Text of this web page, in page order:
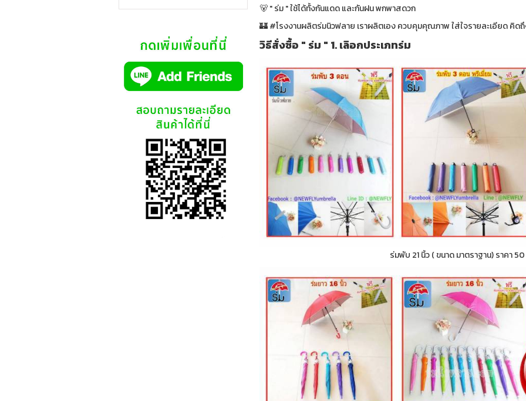
🐻 " ร่ม " ใช้ได้ทั้งกันแดด และกันฝน พกพาสดวก
🏰 #โรงงานผลิตร่มนิวฟลาย เราผลิตเอง ควบคุมคุณภาพ ใส่ใจรายละเอียด คิ
วิธีสั่งซื้อ " ร่ม " 1. เลิอกประเภทร่ม
ร่มพับ 21 นิ้ว ( ขนาด มาตราฐาน) ราคา